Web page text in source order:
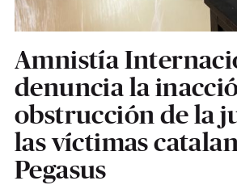
Amnistía
denuncia la
obstrucción de la
las víctimas
Pegasus